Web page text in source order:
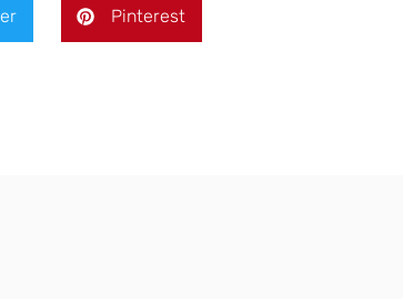
Pinterest